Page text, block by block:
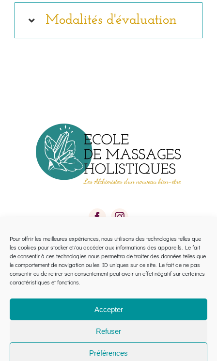
Pour offrir les meilleures expériences, nous utilisons des technologies telles que
les cookies pour stocker et/ou accéder aux informations des appareils. Le fait
de consentir à ces technologies nous permettra de traiter des données telles que
le comportement de navigation ou les ID uniques sur ce site. Le fait de ne pas
consentir ou de retirer son consentement peut avoir un effet négatif sur certaines
caractéristiques et fonctions.
Accepter
Refuser
Préférences
Modalités d'évaluation
Toggle
Navigation
Calendrier 2026 Avignon
Calendrier 2026 Montpellier
Financement
© 2025 Etic Massage |CGV|Mentions légales